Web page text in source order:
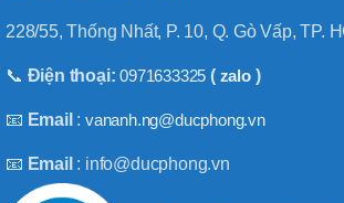
228/55, Thống Nhất, P. 10, Q. Gò Vấp, TP.
📞 Điện thoại:0971633325 ( zalo)
📧 Email :vananh.ng@ducphong.vn
📧 Email : info@ducphong.vn